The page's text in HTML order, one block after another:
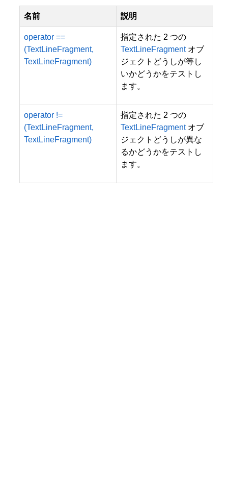
名前 説明
operator ==
(TextLineFragment,
TextLineFragment)
指定された 2 つの
TextLineFragmentオブ
ジェクトどうしが等し
いかどうかをテストし
ます。
operator !=
(TextLineFragment,
TextLineFragment)
指定された 2 つの
TextLineFragmentオブ
ジェクトどうしが異な
るかどうかをテストし
ます。